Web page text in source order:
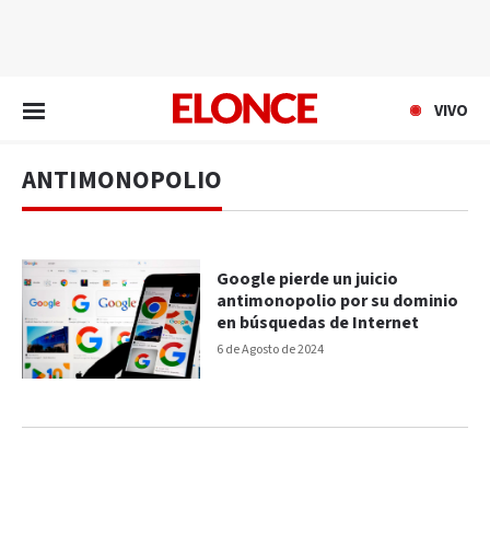
VIVO
ANTIMONOPOLIO
6 de Agosto de 2024
Google pierde un juicio
antimonopolio por su dominio
en búsquedas de Internet